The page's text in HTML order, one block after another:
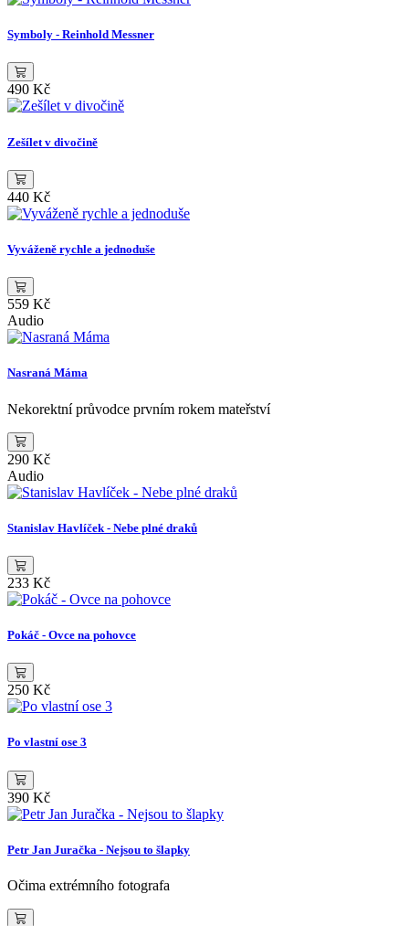
Symboly - Reinhold Messner
490 Kč
Zešílet v divočině
440 Kč
Vyváženě rychle a jednoduše
559 Kč
Audio
Nasraná Máma
Nekorektní průvodce prvním rokem mateřství
290 Kč
Audio
Stanislav Havlíček - Nebe plné draků
233 Kč
Pokáč - Ovce na pohovce
250 Kč
Po vlastní ose 3
390 Kč
Petr Jan Juračka - Nejsou to šlapky
Očima extrémního fotografa